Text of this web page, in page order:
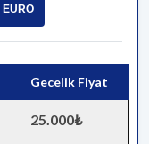
EURO
Gecelik Fiyat
25.000₺